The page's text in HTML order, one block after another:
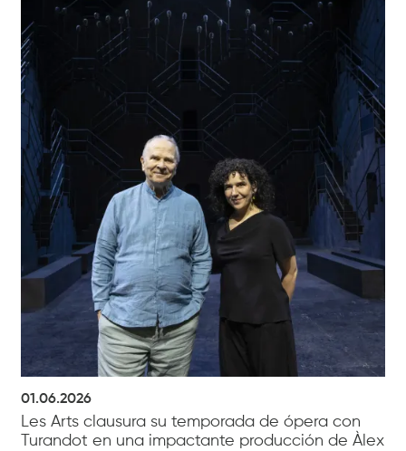
01.06.2026
Les Arts clausura su temporada de ópera con
Turandot en una impactante producción de Àlex